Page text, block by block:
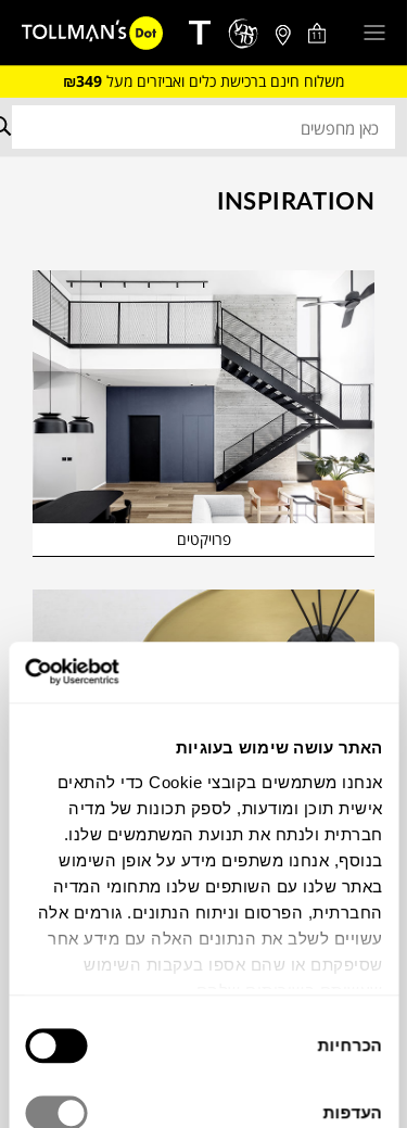
האתר עושה שימוש בעוגיות
אנחנו משתמשים בקובצי Cookie כדי להתאים
אישית תוכן ומודעות, לספק תכונות של מדיה
חברתית ולנתח את תנועת המשתמשים שלנו.
בנוסף, אנחנו משתפים מידע על אופן השימוש
באתר שלנו עם השותפים שלנו מתחומי המדיה
החברתית, הפרסום וניתוח הנתונים. גורמים אלה
עשויים לשלב את הנתונים האלה עם מידע אחר
שסיפקתם או שהם אספו בעקבות השימוש
הסכמה
הכרחיות
העדפות
11
משלוח חינם ברכישת כלים ואביזרים מעל ₪349
INSPIRATION
פרויקטים
המגזין